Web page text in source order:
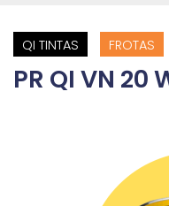
QI TINTAS FROTAS
PR QI VN 20